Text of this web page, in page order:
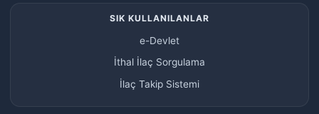
SIK KULLANILANLAR
e-Devlet
İthal İlaç Sorgulama
İlaç Takip Sistemi